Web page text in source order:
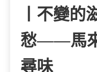
丨不變
愁——馬
尋味